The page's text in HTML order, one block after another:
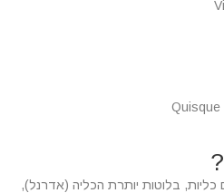
Quisque
בלוטות יותרת הכליה (אדרנל),